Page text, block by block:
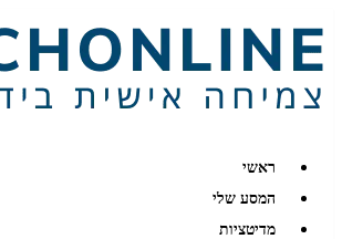
ראשי
המסע שלי
מדיטציות